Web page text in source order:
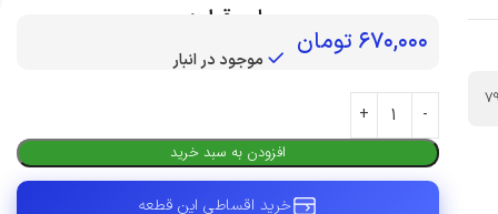
بهای قطعه :
۶۷۰,۰۰۰ تومان
موجود در انبار
افزودن به سبد خرید
خرید اقساطی این قطعه